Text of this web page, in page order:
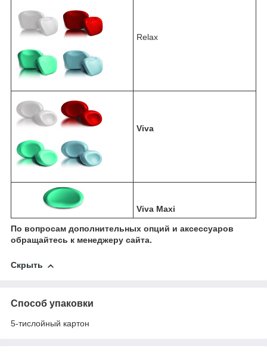
Relax
Viva
Viva Maxi
По вопросам дополнительных опций и аксессуаров
обращайтесь к менеджеру сайта.
Скрыть
Способ упаковки
5-тислойный картон